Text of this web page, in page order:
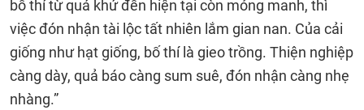
bố thí từ quá khứ đến hiện tại còn mỏng manh, thì
việc đón nhận tài lộc tất nhiên lắm gian nan. Của cải
giống như hạt giống, bố thí là gieo trồng. Thiện nghiệp
càng dày, quả báo càng sum suê, đón nhận càng nhẹ
nhàng.”